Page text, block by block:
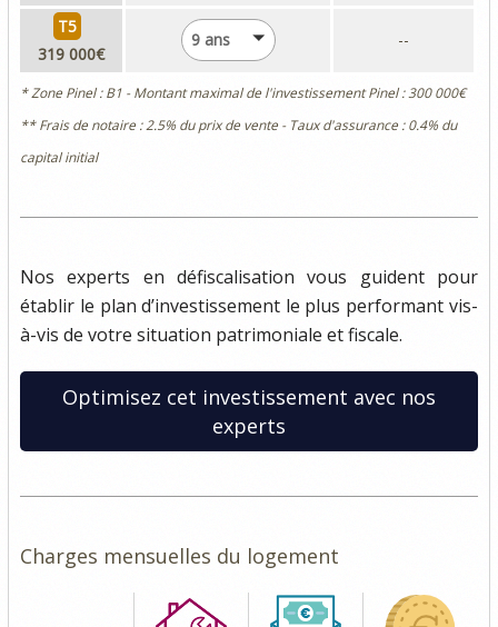
T5
319 000€
9 ans --
* Zone Pinel : B1 - Montant maximal de l'investissement Pinel : 300 000€
** Frais de notaire : 2.5% du prix de vente - Taux d'assurance : 0.4% du
capital initial
Nos experts en défiscalisation vous guident pour
établir le plan d’investissement le plus performant vis-
à-vis de votre situation patrimoniale et fiscale.
Optimisez cet investissement avec nos
experts
Charges mensuelles du logement